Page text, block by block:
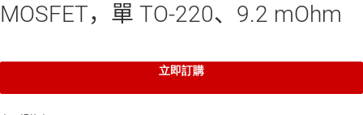
MOSFET，單 TO-220、9.2 mOhm
立即訂購